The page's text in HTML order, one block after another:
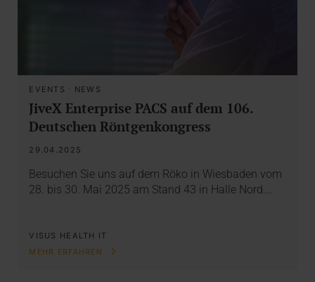
EVENTS · NEWS
JiveX Enterprise PACS auf dem 106.
Deutschen Röntgenkongress
29.04.2025
Besuchen Sie uns auf dem Röko in Wiesbaden vom
28. bis 30. Mai 2025 am Stand 43 in Halle Nord.…
VISUS HEALTH IT
MEHR ERFAHREN